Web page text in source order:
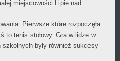
miejscowości Lipie nad
Pierwsze które rozpoczęła
to tenis stołowy. Gra w lidze w
były również sukcesy